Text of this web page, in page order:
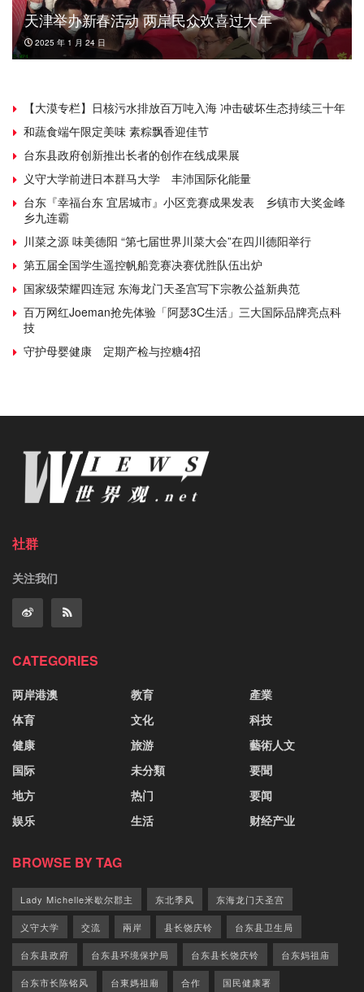
天津举办新春活动 两岸民众欢喜过大年
2025 年 1 月 24 日
【大漠专栏】日核污水排放百万吨入海 冲击破坏生态持续三十年
和蔬食端午限定美味 素粽飘香迎佳节
台东县政府创新推出长者的创作在线成果展
义守大学前进日本群马大学 丰沛国际化能量
台东『幸福台东 宜居城市』小区竞赛成果发表 乡镇市大奖金峰
乡九连霸
川菜之源 味美德阳 “第七届世界川菜大会”在四川德阳举行
第五届全国学生遥控帆船竞赛决赛优胜队伍出炉
国家级荣耀四连冠 东海龙门天圣宫写下宗教公益新典范
百万网红Joeman抢先体验「阿瑟3C生活」三大国际品牌亮点科
技
守护母婴健康 定期产检与控糖4招
社群
关注我们
CATEGORIES
两岸港澳
体育
健康
国际
地方
娱乐
教育
文化
旅游
未分類
热门
生活
產業
科技
藝術人文
要聞
要闻
财经产业
BROWSE BY TAG
Lady Michelle米歇尔郡主 东北季风 东海龙门天圣宫
义守大学 交流 兩岸 县长饶庆铃 台东县卫生局
台东县政府 台东县环境保护局 台东县长饶庆铃 台东妈祖庙
台东市长陈铭风 台東媽祖廟 合作 国民健康署